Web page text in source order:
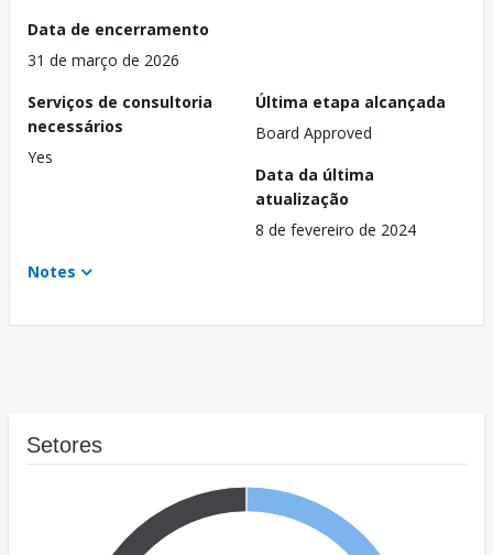
Data de encerramento
31 de março de 2026
Serviços de consultoria
necessários
Yes
Última etapa alcançada
Board Approved
Data da última
atualização
8 de fevereiro de 2024
Notes
Setores